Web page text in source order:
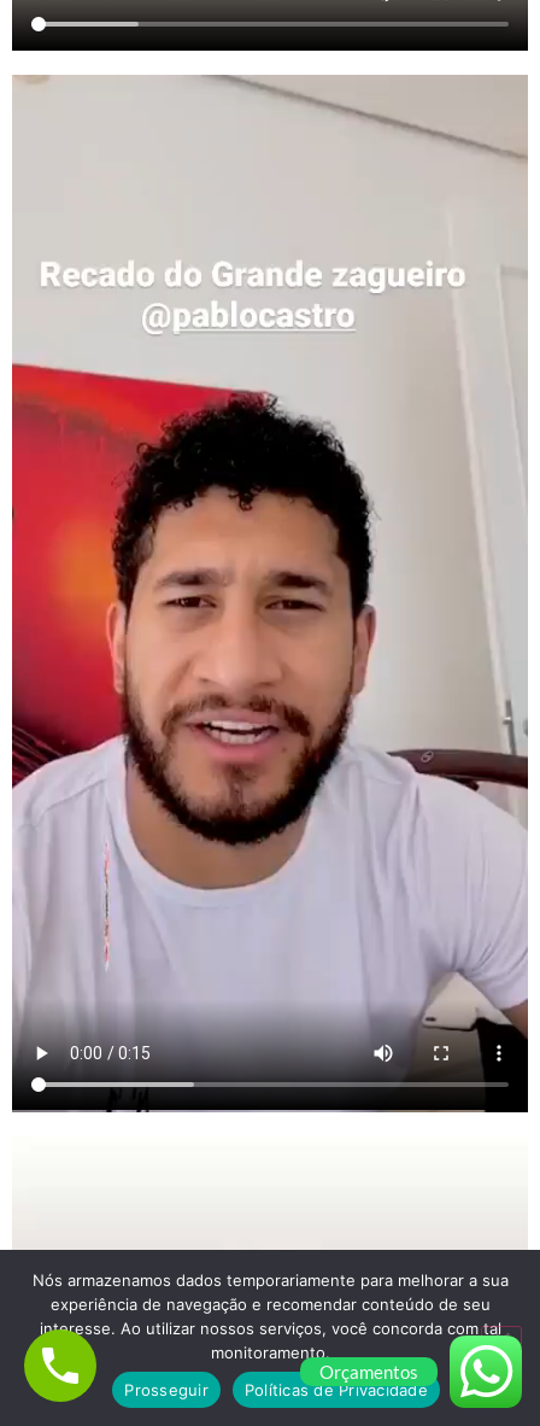
Orçamentos
Nós armazenamos dados temporariamente para melhorar a sua
experiência de navegação e recomendar conteúdo de seu
interesse. Ao utilizar nossos serviços, você concorda com tal
monitoramento.
Prosseguir
Políticas de Privacidade